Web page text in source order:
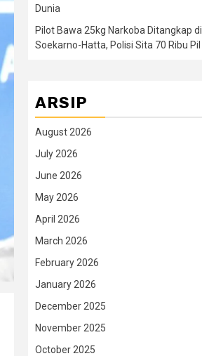
Dunia
Pilot Bawa 25kg Narkoba Ditangkap
Soekarno-Hatta, Polisi Sita 70 Ribu
ARSIP
August 2026
July 2026
June 2026
May 2026
April 2026
March 2026
February 2026
January 2026
December 2025
November 2025
October 2025